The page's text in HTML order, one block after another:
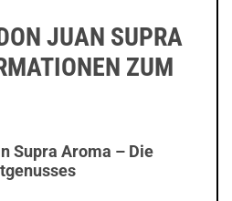
JUAN SUPRA
ZUM
Supra Aroma – Die